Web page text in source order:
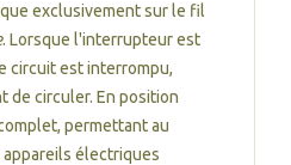
exclusivement sur le fil
. Lorsque l'interrupteur est
circuit est interrompu,
de circuler. En position
permettant au
électriques